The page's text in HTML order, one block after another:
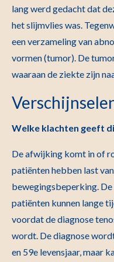
lang werd gedacht dat
het slijmvlies was.
een verzameling van
vormen (tumor). De
waaraan de ziekte zijn
Welke klachten geeft
De afwijking komt in of
patiënten hebben last
bewegingsbeperking.
patiënten kunnen lange
voordat de diagnose
wordt. De diagnose
en 59e levensjaar, maar